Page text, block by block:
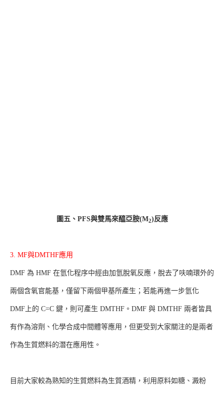
圖五、PFS與雙馬來醯亞胺(M2)反應
3. MF與DMTHF應用
DMF 為 HMF 在氫化程序中經由加氫脫氧反應，脫去了呋喃環外的
兩個含氧官能基，僅留下兩個甲基所產生；若能再進一步氫化
DMF上的 C=C 鍵，則可產生 DMTHF。DMF 與 DMTHF 兩者皆具
有作為溶劑、化學合成中間體等應用，但更受到大家關注的是兩者
作為生質燃料的潛在應用性。
目前大家較為熟知的生質燃料為生質酒精，利用原料如糖、澱粉